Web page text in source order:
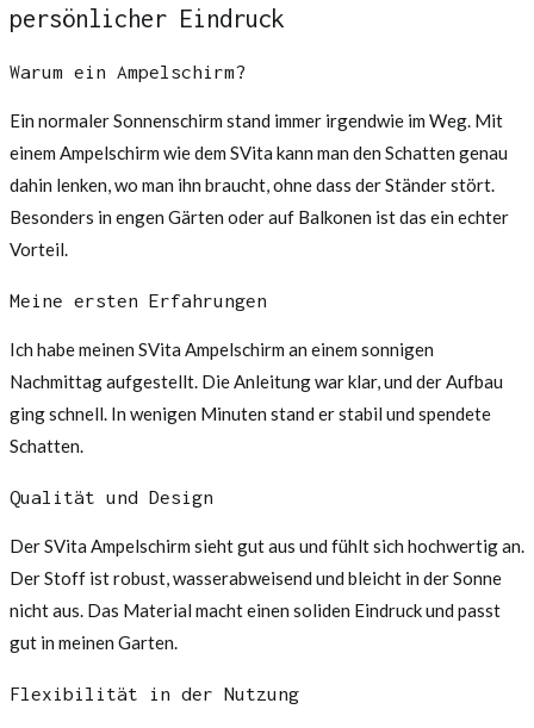
persönlicher Eindruck
Warum ein Ampelschirm?
Ein normaler Sonnenschirm stand immer irgendwie im Weg. Mit
einem Ampelschirm wie dem SVita kann man den Schatten genau
dahin lenken, wo man ihn braucht, ohne dass der Ständer stört.
Besonders in engen Gärten oder auf Balkonen ist das ein echter
Vorteil.
Meine ersten Erfahrungen
Ich habe meinen SVita Ampelschirm an einem sonnigen
Nachmittag aufgestellt. Die Anleitung war klar, und der Aufbau
ging schnell. In wenigen Minuten stand er stabil und spendete
Schatten.
Qualität und Design
Der SVita Ampelschirm sieht gut aus und fühlt sich hochwertig an.
Der Stoff ist robust, wasserabweisend und bleicht in der Sonne
nicht aus. Das Material macht einen soliden Eindruck und passt
gut in meinen Garten.
Flexibilität in der Nutzung